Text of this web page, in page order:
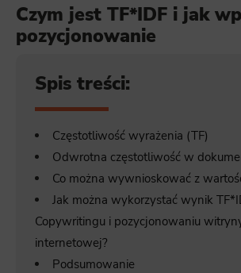
Czym jest TF*IDF i jak
pozycjonowanie
Spis treści:
Częstotliwość wyrażenia (TF)
Odwrotna częstotliwość w
Co można wywnioskować z
Jak można wykorzystać wynik
Copywritingu i pozycjonowaniu
internetowej?
Podsumowanie